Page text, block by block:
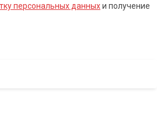
персональных данныхи получение